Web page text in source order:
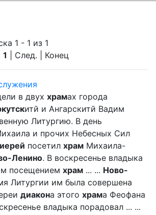
1 - 1 из 1
1 | След. | Конец
в двух храмах города
итй и Ангарскитй Вадим
Литургию. В день
и прочих Небесных Сил
посетил храм Михаила-
Ленино. В воскресенье владыка
посещением храм ... ... Ново-
Литургии им была совершена
диакона этого храма Феофана
владыка порадовал ... ...